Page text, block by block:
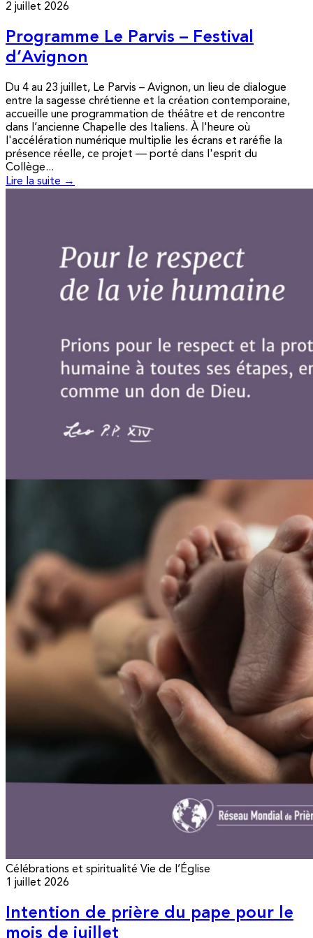
2 juillet 2026
Programme Le Parvis – Festival
d’Avignon
Du 4 au 23 juillet, Le Parvis – Avignon, un lieu de dialogue
entre la sagesse chrétienne et la création contemporaine,
accueille une programmation de théâtre et de rencontre
dans l’ancienne Chapelle des Italiens. À l'heure où
l'accélération numérique multiplie les écrans et raréfie la
présence réelle, ce projet — porté dans l'esprit du
Collège...
Lire la suite →
Célébrations et spiritualité Vie de l’Église
1 juillet 2026
Intention de prière du pape pour le
mois de juillet